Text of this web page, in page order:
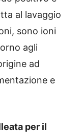
al lavaggio
sono ioni
agli
ad
e
per il